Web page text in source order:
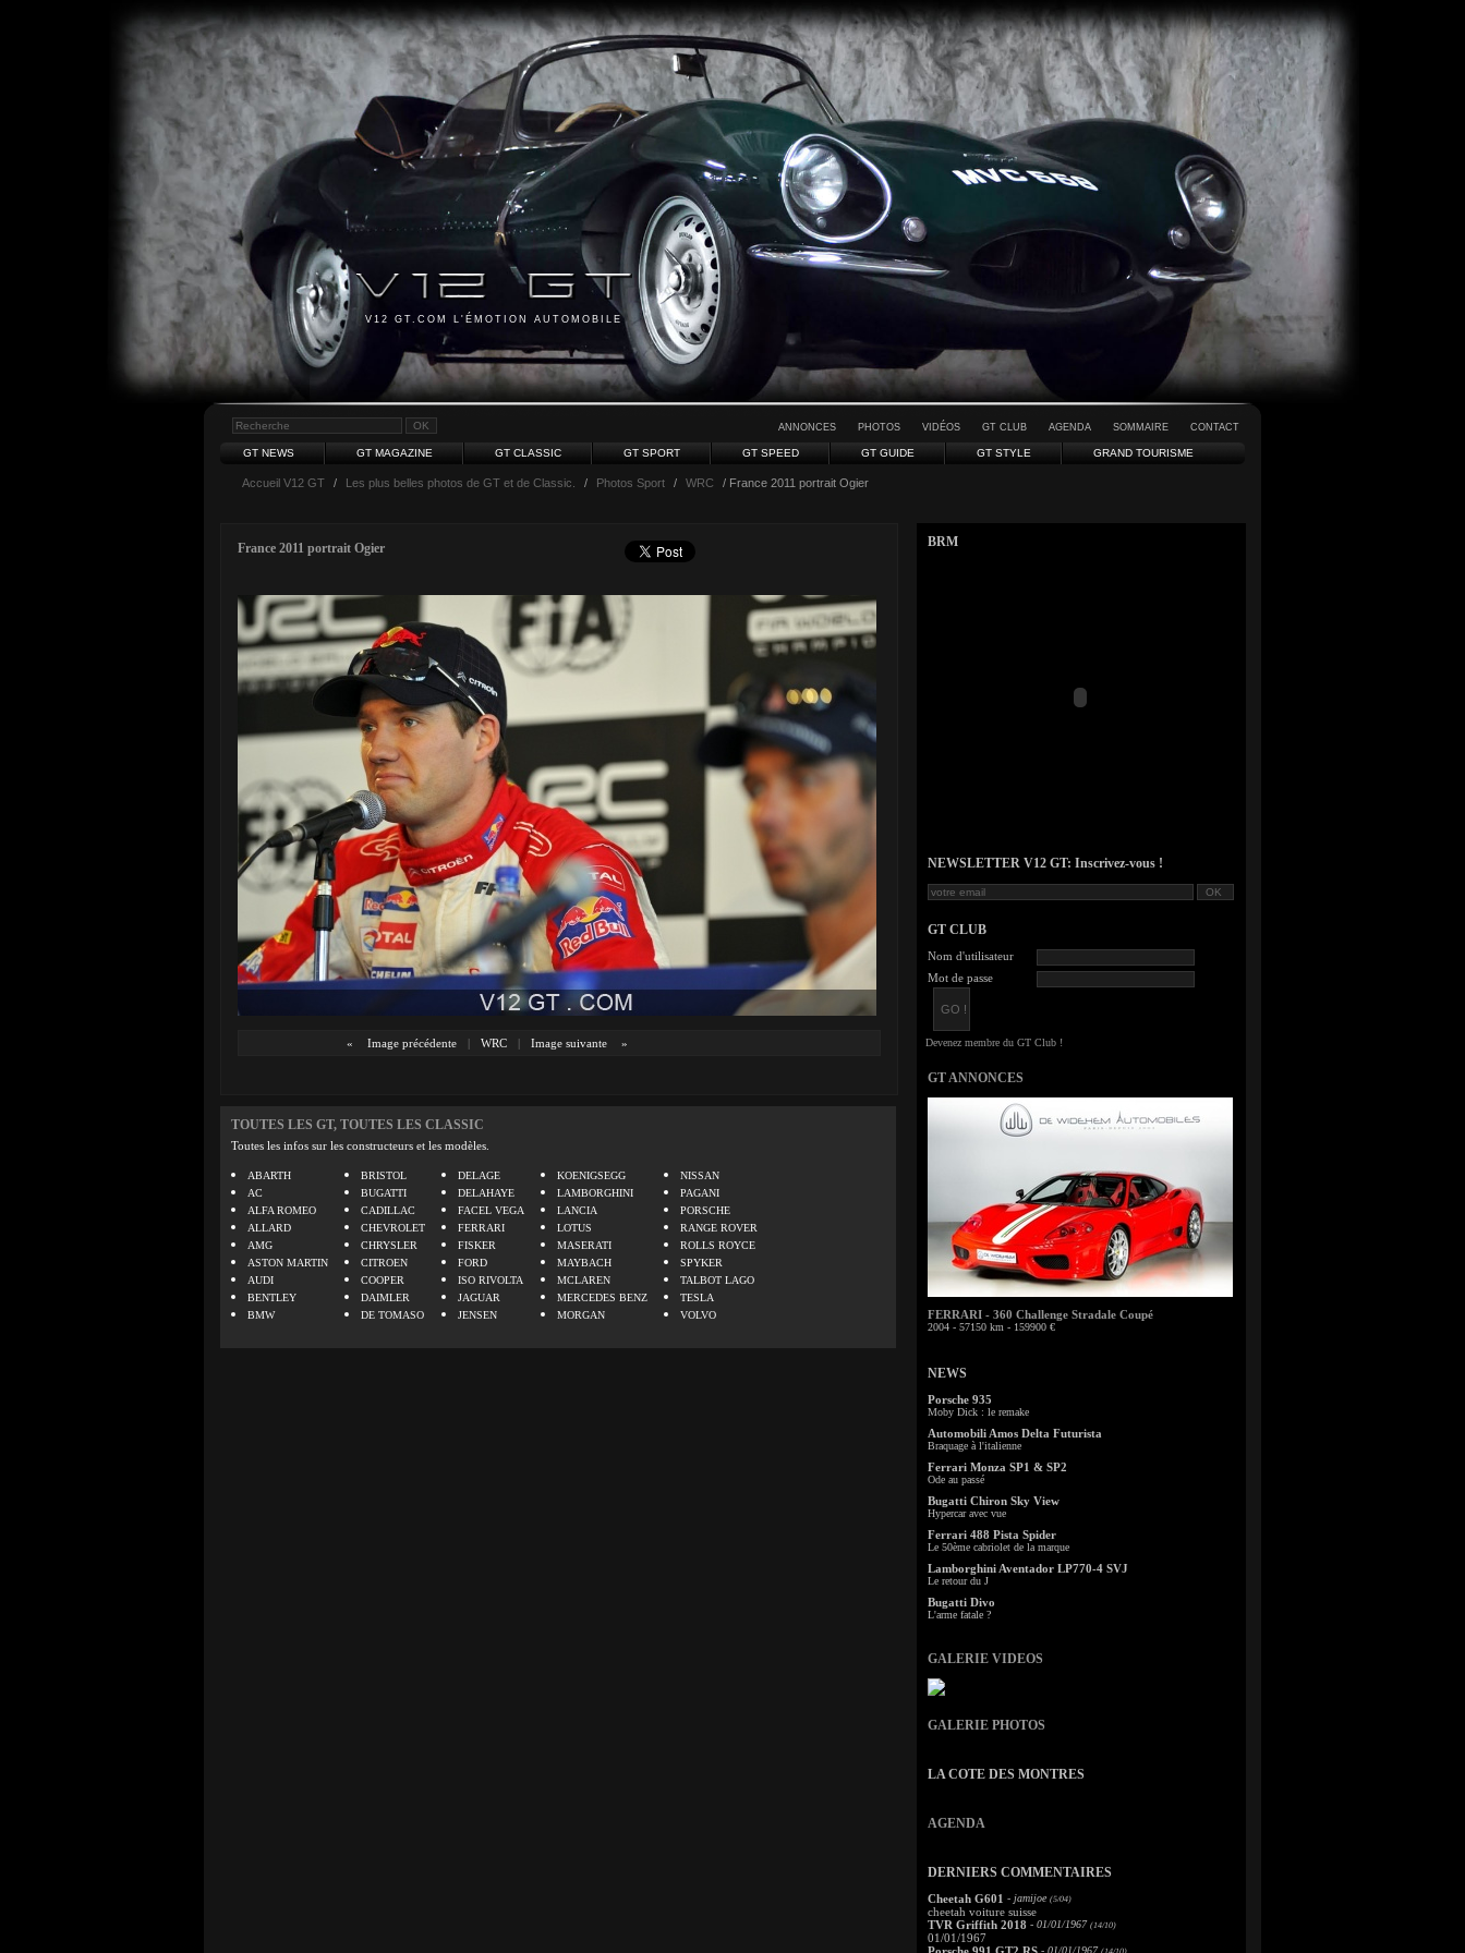
V12 GT.COM L'ÉMOTION AUTOMOBILE
ANNONCES PHOTOS VIDÉOS GT CLUB AGENDA SOMMAIRE CONTACT
GT NEWS GT MAGAZINE GT CLASSIC GT SPORT GT SPEED GT GUIDE GT STYLE GRAND TOURISME
Accueil V12 GT / Les plus belles photos de GT et de Classic. / Photos Sport / WRC / France 2011 portrait Ogier
France 2011 portrait Ogier
« Image précédente | WRC | Image suivante »
TOUTES LES GT, TOUTES LES CLASSIC
Toutes les infos sur les constructeurs et les modèles.
ABARTH
AC
ALFA ROMEO
ALLARD
AMG
ASTON MARTIN
AUDI
BENTLEY
BMW
BRISTOL
BUGATTI
CADILLAC
CHEVROLET
CHRYSLER
CITROEN
COOPER
DAIMLER
DE TOMASO
DELAGE
DELAHAYE
FACEL VEGA
FERRARI
FISKER
FORD
ISO RIVOLTA
JAGUAR
JENSEN
KOENIGSEGG
LAMBORGHINI
LANCIA
LOTUS
MASERATI
MAYBACH
MCLAREN
MERCEDES BENZ
MORGAN
NISSAN
PAGANI
PORSCHE
RANGE ROVER
ROLLS ROYCE
SPYKER
TALBOT LAGO
TESLA
VOLVO
BRM
NEWSLETTER V12 GT: Inscrivez-vous !
GT CLUB
Nom d'utilisateur
Mot de passe
GT ANNONCES
FERRARI - 360 Challenge Stradale Coupé
2004 - 57150 km - 159900 €
NEWS
Porsche 935
Moby Dick : le remake
Automobili Amos Delta Futurista
Braquage à l'italienne
Ferrari Monza SP1 & SP2
Ode au passé
Bugatti Chiron Sky View
Hypercar avec vue
Ferrari 488 Pista Spider
Le 50ème cabriolet de la marque
Lamborghini Aventador LP770-4 SVJ
Le retour du J
Bugatti Divo
L'arme fatale ?
GALERIE VIDEOS
GALERIE PHOTOS
LA COTE DES MONTRES
AGENDA
DERNIERS COMMENTAIRES
Cheetah G601 - jamijoe (5/04)
cheetah voiture suisse
TVR Griffith 2018 - 01/01/1967 (14/10)
01/01/1967
- 01/01/1967